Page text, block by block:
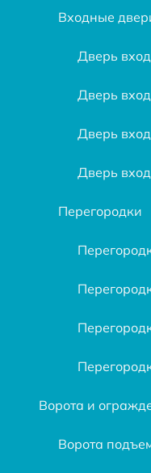
Входные
Дверь
Дверь
Дверь
Дверь
Перегородки
Ворота и
Ворота